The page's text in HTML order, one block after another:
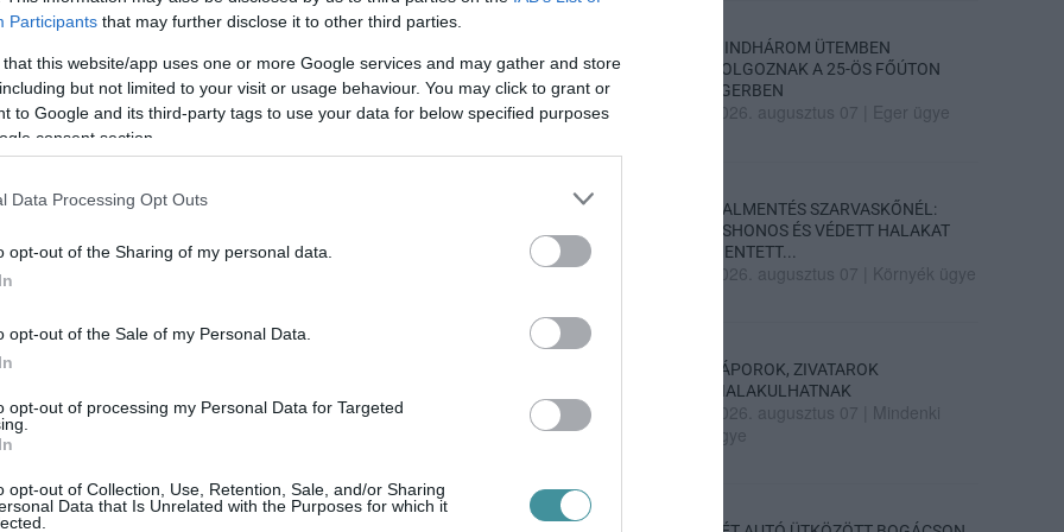
Participants that may further disclose it to other third parties.
that this website/app uses one or more Google services and may gather and store
but not limited to your visit or usage behaviour. You may click to grant or
to Google and its third-party tags to use your data for below specified purposes
consent section.
Data Processing Opt Outs
opt-out of the Sharing of my personal data.
opt-out of the Sale of my Personal Data.
opt-out of processing my Personal Data for Targeted
opt-out of Collection, Use, Retention, Sale, and/or Sharing
Data that Is Unrelated with the Purposes for which it
Marika, aki ráadásul nemcsak a
örökíteni:
MINDHÁROM ÜTEMBEN
DOLGOZNAK A 25-ÖS FŐÚTON
EGERBEN
2026. augusztus 07 Eger ügye
HALMENTÉS SZARVASKŐNÉL:
ŐSHONOS ÉS VÉDETT HALAKAT
MENTETT...
2026. augusztus 07 Környék ügye
ZÁPOROK, ZIVATAROK
KIALAKULHATNAK
2026. augusztus 07
Mindenki
ügye